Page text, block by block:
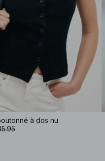
à dos nu